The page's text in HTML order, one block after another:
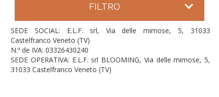
FILTRO
SEDE SOCIAL: E.L.F. srl, Via delle mimose, 5, 31033
Castelfranco Veneto (TV)
N.º de IVA: 03326430240
SEDE OPERATIVA: E.L.F. srl BLOOMING, Via delle mimose, 5,
31033 Castelfranco Veneto (TV)